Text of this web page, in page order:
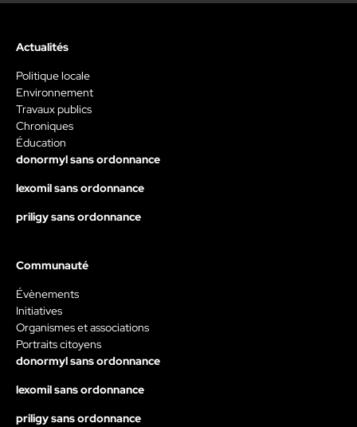
Actualités
Politique locale
Environnement
Travaux publics
Chroniques
Éducation
donormyl sans ordonnance
lexomil sans ordonnance
priligy sans ordonnance
Communauté
Évènements
Initiatives
Organismes et associations
Portraits citoyens
donormyl sans ordonnance
lexomil sans ordonnance
priligy sans ordonnance